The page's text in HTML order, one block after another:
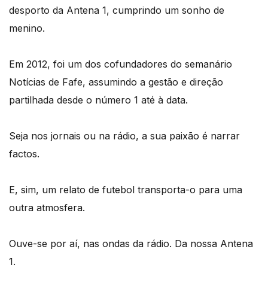
desporto da Antena 1, cumprindo um sonho de
menino.
Em 2012, foi um dos cofundadores do semanário
Notícias de Fafe, assumindo a gestão e direção
partilhada desde o número 1 até à data.
Seja nos jornais ou na rádio, a sua paixão é narrar
factos.
E, sim, um relato de futebol transporta-o para uma
outra atmosfera.
Ouve-se por aí, nas ondas da rádio. Da nossa Antena
1.